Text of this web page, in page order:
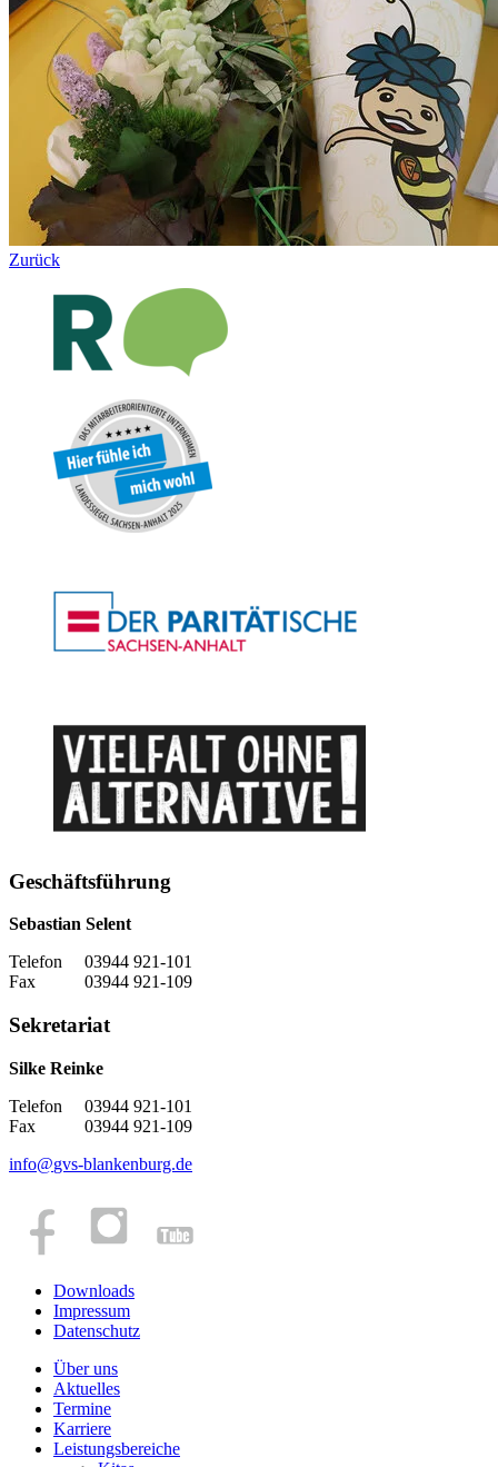
Zurück
Geschäftsführung
Sebastian Selent
Telefon 03944 921-101
Fax 03944 921-109
Sekretariat
Silke Reinke
Telefon 03944 921-101
Fax 03944 921-109
info@gvs-blankenburg.de
Downloads
Impressum
Datenschutz
Über uns
Aktuelles
Termine
Karriere
Leistungsbereiche